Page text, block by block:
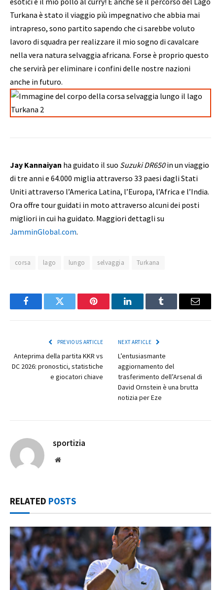
Turkana è stato il viaggio più impegnativo che abbia mai
intrapreso, sono partito sapendo che ci sarebbe voluto
lavoro di squadra per realizzare il mio sogno di cavalcare
nella vera natura selvaggia africana. Forse è proprio questo
che servirà per eliminare i confini delle nostre nazioni
anche in futuro.
Jay Kannaiyan ha guidato il suo Suzuki DR650in un viaggio
di tre anni e 64.000 miglia attraverso 33 paesi dagli Stati
Uniti attraverso l’America Latina, l’Europa, l’Africa e l’India.
Ora offre tour guidati in moto attraverso alcuni dei posti
migliori in cui ha guidato. Maggiori dettagli su
JamminGlobal.com.
corsa lago lungo selvaggia Turkana
FacebookTwitter Pinterest LinkedInTumblr Email
PREVIOUS ARTICLE
Anteprima della partita KKR vs
DC 2026: pronostici, statistiche
e giocatori chiave
NEXT ARTICLE
L’entusiasmante
aggiornamento del
trasferimento dell’Arsenal di
David Ornstein è una brutta
notizia per Eze
sportizia
Website
RELATED POSTS